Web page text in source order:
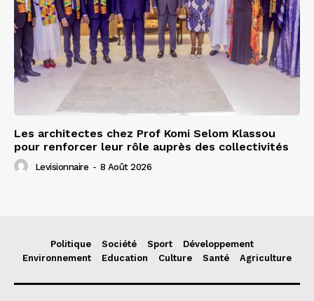
Les architectes chez Prof Komi Selom Klassou
pour renforcer leur rôle auprès des collectivités
Levisionnaire - 8 Août 2026
Politique Société Sport
Développement
Environnement
Education Culture Santé Agriculture